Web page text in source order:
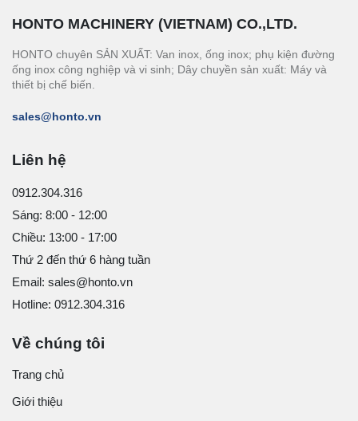
HONTO MACHINERY (VIETNAM) CO.,LTD.
HONTO chuyên SẢN XUẤT: Van inox, ống inox; phụ kiện đường
ống inox công nghiệp và vi sinh; Dây chuyền sản xuất: Máy và
thiết bị chế biến.
sales@honto.vn
Liên hệ
0912.304.316
Sáng: 8:00 - 12:00
Chiều: 13:00 - 17:00
Thứ 2 đến thứ 6 hàng tuần
Email: sales@honto.vn
Hotline: 0912.304.316
Về chúng tôi
Trang chủ
Giới thiệu